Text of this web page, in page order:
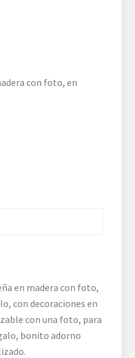
con foto, en
en madera con foto,
con decoraciones en
con una foto, para
bonito adorno